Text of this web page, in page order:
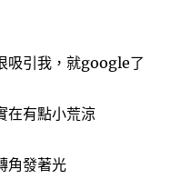
吸引我，就google了
在有點小荒涼
角發著光